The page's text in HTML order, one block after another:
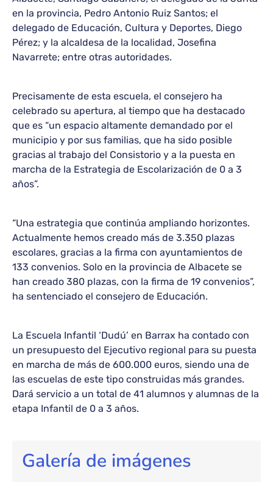
en la provincia, Pedro Antonio Ruiz Santos; el
delegado de Educación, Cultura y Deportes, Diego
Pérez; y la alcaldesa de la localidad, Josefina
Navarrete; entre otras autoridades.
Precisamente de esta escuela, el consejero ha
celebrado su apertura, al tiempo que ha destacado
que es “un espacio altamente demandado por el
municipio y por sus familias, que ha sido posible
gracias al trabajo del Consistorio y a la puesta en
marcha de la Estrategia de Escolarización de 0 a 3
años”.
“Una estrategia que continúa ampliando horizontes.
Actualmente hemos creado más de 3.350 plazas
escolares, gracias a la firma con ayuntamientos de
133 convenios. Solo en la provincia de Albacete se
han creado 380 plazas, con la firma de 19 convenios”,
ha sentenciado el consejero de Educación.
La Escuela Infantil ‘Dudú’ en Barrax ha contado con
un presupuesto del Ejecutivo regional para su puesta
en marcha de más de 600.000 euros, siendo una de
las escuelas de este tipo construidas más grandes.
Dará servicio a un total de 41 alumnos y alumnas de la
etapa Infantil de 0 a 3 años.
Galería de imágenes